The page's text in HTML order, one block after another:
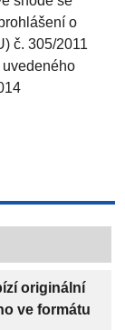
o
č. 305/2011
originální
ve formátu